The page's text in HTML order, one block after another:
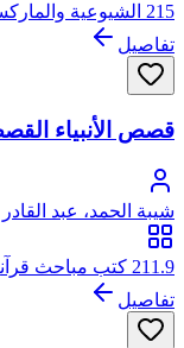
215 الشيوعية والماركسية والإلحاد والدراوينية..
تفاصيل
قصص الأنبياء
شيبة الحمد، عبد القادر
211.9 كتب مباحث قرآنية عامة
تفاصيل